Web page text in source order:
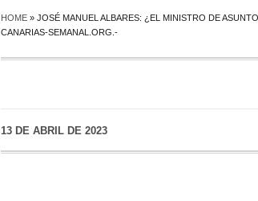
HOME » JOSÉ MANUEL ALBARES: ¿EL MINISTRO DE
CANARIAS-SEMANAL.ORG.-
13 DE ABRIL DE 2023